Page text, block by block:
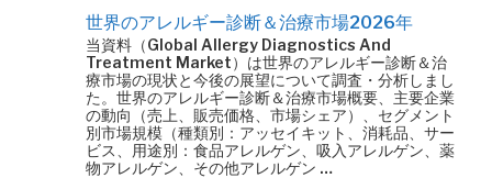
世界のアレルギー診断＆治療市場2026年
当資料（Global Allergy Diagnostics And
Treatment Market）は世界のアレルギー診断＆治
療市場の現状と今後の展望について調査・分析しまし
た。世界のアレルギー診断＆治療市場概要、主要企業
の動向（売上、販売価格、市場シェア）、セグメント
別市場規模（種類別：アッセイキット、消耗品、サー
ビス、用途別：食品アレルゲン、吸入アレルゲン、薬
物アレルゲン、その他アレルゲン …